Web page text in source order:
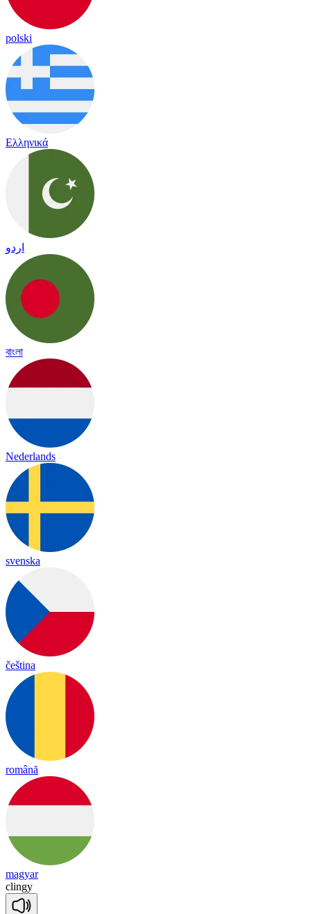
polski
Ελληνικά
اردو
বাংলা
Nederlands
svenska
čeština
română
magyar
clingy